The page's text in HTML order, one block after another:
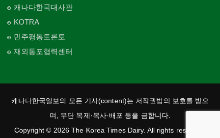
캐나다한국대사관
KOTRA
민주평통토론토
재외통포협력센터
캐나다한국일보의 모든 기사(content)는 저작권법의 보호를 받으
며, 무단 복제·복사·배포 등을 금합니다.
Copyright © 2026 The Korea Times Dairy. All rights reserved.